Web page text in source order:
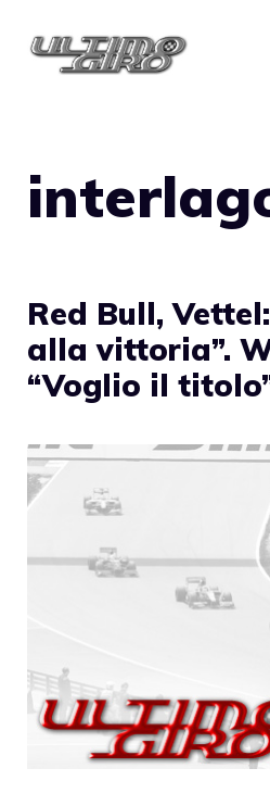
Red Bull,
alla vittoria”.
“Voglio il